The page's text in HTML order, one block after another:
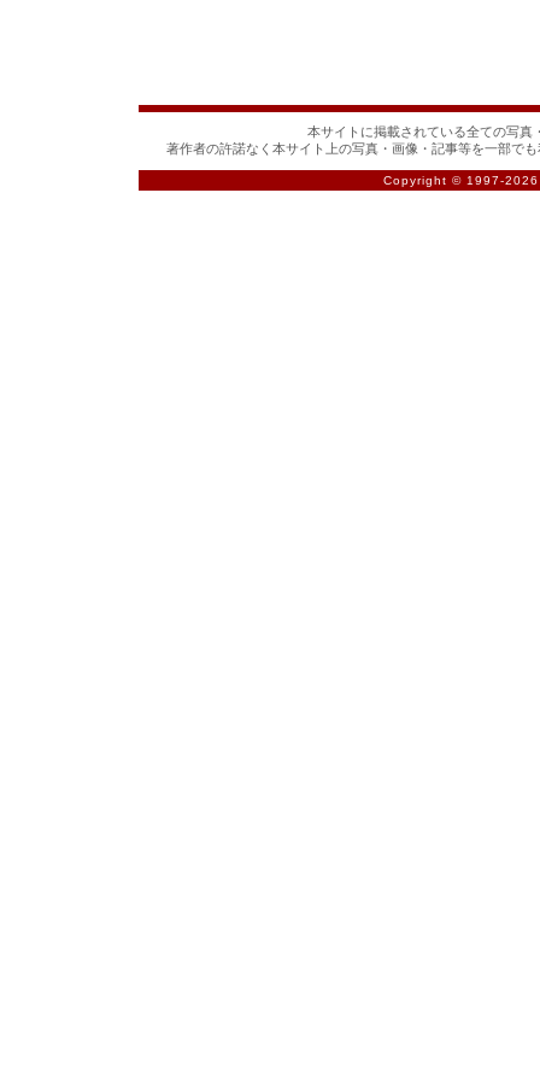
本サイトに掲載されている全ての写真
著作者の許諾なく本サイト上の写真・画像・記事等を一部で
Copyright © 1997-